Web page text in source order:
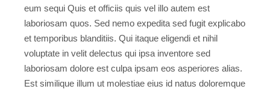
eum sequi Quis et officiis quis vel illo autem est
laboriosam quos. Sed nemo expedita sed fugit explicabo
et temporibus blanditiis. Qui itaque eligendi et nihil
voluptate in velit delectus qui ipsa inventore sed
laboriosam dolore est culpa ipsam eos asperiores alias.
Est similique illum ut molestiae eius id natus doloremque